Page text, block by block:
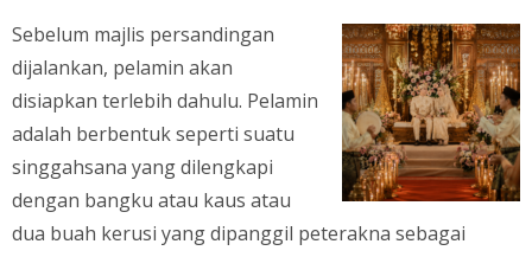
Sebelum majlis persandingan
dijalankan, pelamin akan
disiapkan terlebih dahulu. Pelamin
adalah berbentuk seperti suatu
singgahsana yang dilengkapi
dengan bangku atau kaus atau
dua buah kerusi yang dipanggil peterakna sebagai